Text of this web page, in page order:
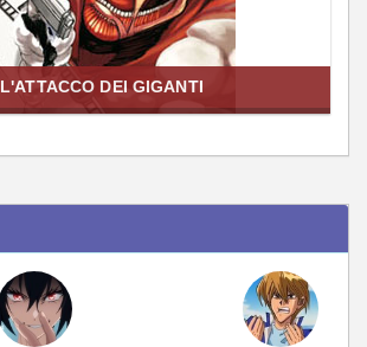
L'ATTACCO DEI GIGANTI